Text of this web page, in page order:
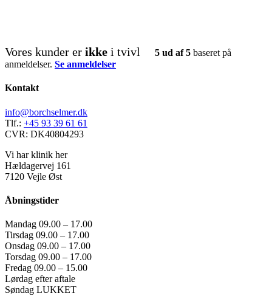
Vores kunder er ikke i tvivl 5 ud af 5 baseret på
anmeldelser. Se anmeldelser
Kontakt
info@borchselmer.dk
Tlf.: +45 93 39 61 61
CVR: DK40804293
Vi har klinik her
Hældagervej 161
7120 Vejle Øst
Åbningstider
Mandag 09.00 – 17.00
Tirsdag 09.00 – 17.00
Onsdag 09.00 – 17.00
Torsdag 09.00 – 17.00
Fredag 09.00 – 15.00
Lørdag efter aftale
Søndag LUKKET